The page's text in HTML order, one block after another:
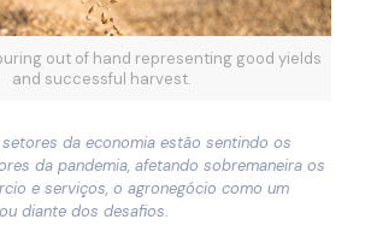
out of hand representing good yields
and successful harvest.
da economia estão sentindo os
da pandemia, afetando sobremaneira os
e serviços, o agronegócio como um
diante dos desafios.